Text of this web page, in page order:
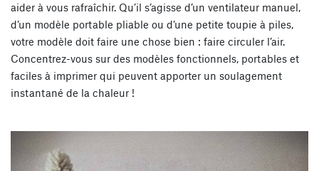
aider à vous rafraîchir. Qu’il s’agisse d’un ventilateur manuel,
d’un modèle portable pliable ou d’une petite toupie à piles,
votre modèle doit faire une chose bien : faire circuler l’air.
Concentrez-vous sur des modèles fonctionnels, portables et
faciles à imprimer qui peuvent apporter un soulagement
instantané de la chaleur !